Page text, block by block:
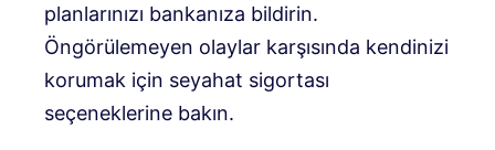
planlarınızı bankanıza bildirin.
Öngörülemeyen olaylar karşısında kendinizi
korumak için seyahat sigortası
seçeneklerine bakın.